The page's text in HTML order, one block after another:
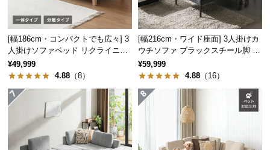
梱
設
置
サ
ー
ビ
い
[幅186cm・コンパクトでも広々] 3
人掛けソファベッド リクライニン
グ 天然木フレーム 北欧
¥49,999
4.88 （8）
[幅216cm・ワイド座面] 3人掛けカ
ウチソファ ブラックスチール脚 L
字 ホテルライク 高級感
¥59,999
4.88 （16）